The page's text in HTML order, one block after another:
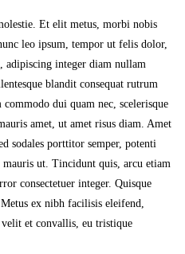
Et elit metus, morbi nobis
leo ipsum, tempor ut felis dolor,
adipiscing integer diam nullam
blandit consequat rutrum
dui quam nec, scelerisque
amet, ut amet risus diam. Amet
sodales porttitor semper, potenti
ut. Tincidunt quis, arcu etiam
consectetuer integer. Quisque
ex nibh facilisis eleifend,
velit et convallis, eu tristique